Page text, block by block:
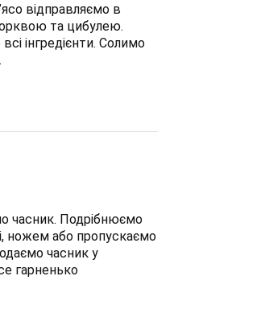
відправляємо в
та цибулею.
інгредієнти. Солимо
часник. Подрібнюємо
ножем або пропускаємо
часник у
гарненько